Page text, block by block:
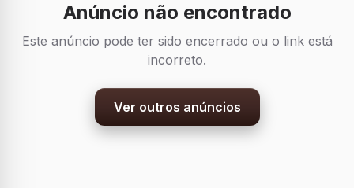
Anúncio não encontrado
Este anúncio pode ter sido encerrado ou o link está
incorreto.
Ver outros anúncios